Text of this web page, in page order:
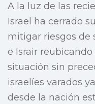
A la luz de las
Israel ha cerrado
mitigar riesgos de
e Israir reubicando
situación sin
israelíes varados
desde la nación